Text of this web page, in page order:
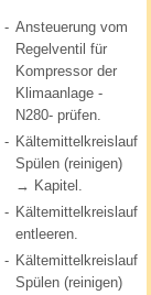
- Ansteuerung vom
Regelventil für
Kompressor der
Klimaanlage -
N280- prüfen.
- Kältemittelkreislauf
Spülen (reinigen)
→ Kapitel.
- Kältemittelkreislauf
entleeren.
- Kältemittelkreislauf
Spülen (reinigen)